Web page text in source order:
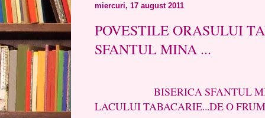
miercuri, 17 august 2011
POVESTILE ORASULUI
SFANTUL MINA ...
BISERICA SFANTUL MINA
LACULUI TABACARIE...DE O